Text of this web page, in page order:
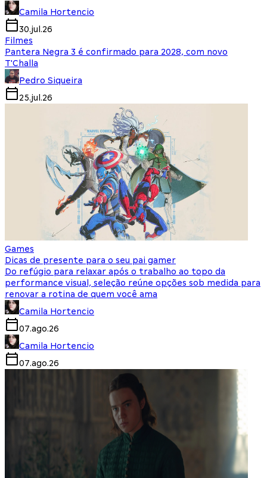
Camila Hortencio
30.jul.26
Filmes
Pantera Negra 3 é confirmado para 2028, com novo
T'Challa
Pedro Siqueira
25.jul.26
Games
Dicas de presente para o seu pai gamer
Do refúgio para relaxar após o trabalho ao topo da
performance visual, seleção reúne opções sob medida para
renovar a rotina de quem você ama
Camila Hortencio
07.ago.26
Camila Hortencio
07.ago.26